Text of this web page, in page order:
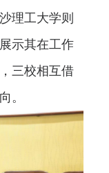
理工大学则
示其在工作
三校相互借
。